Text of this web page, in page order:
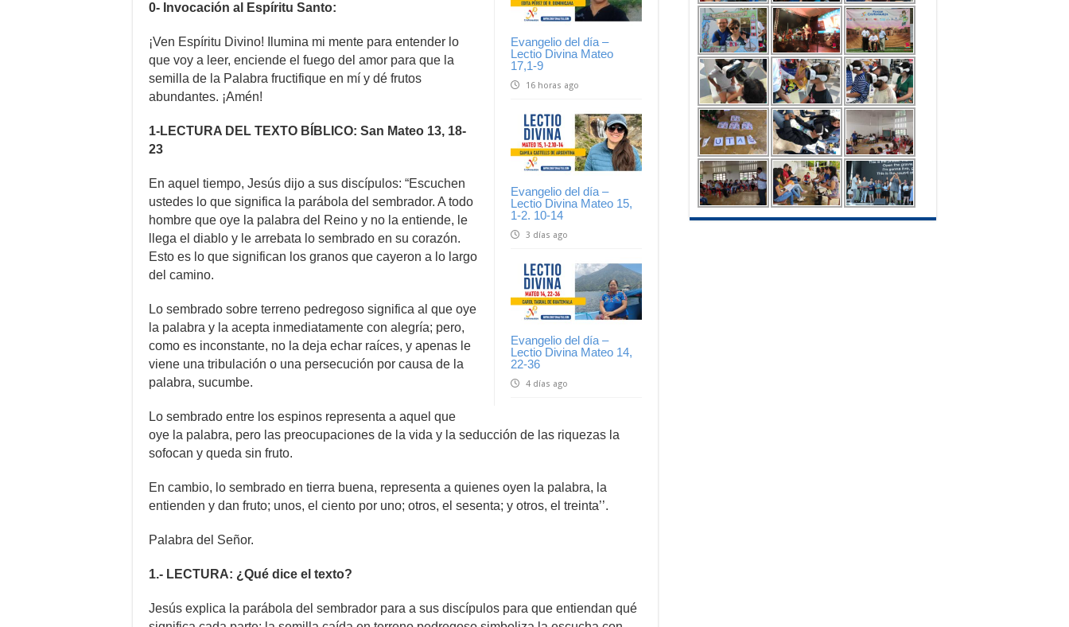
Evangelio del día –
Lectio Divina Mateo
17,1-9
16 horas ago
Evangelio del día –
Lectio Divina Mateo 15,
1-2. 10-14
3 días ago
Evangelio del día –
Lectio Divina Mateo 14,
22-36
4 días ago
0- Invocación al Espíritu Santo:
¡Ven Espíritu Divino! Ilumina mi mente para entender lo
que voy a leer, enciende el fuego del amor para que la
semilla de la Palabra fructifique en mí y dé frutos
abundantes. ¡Amén!
1-LECTURA DEL TEXTO BÍBLICO: San Mateo 13, 18-
23
En aquel tiempo, Jesús dijo a sus discípulos: “Escuchen
ustedes lo que significa la parábola del sembrador. A todo
hombre que oye la palabra del Reino y no la entiende, le
llega el diablo y le arrebata lo sembrado en su corazón.
Esto es lo que significan los granos que cayeron a lo largo
del camino.
Lo sembrado sobre terreno pedregoso significa al que oye
la palabra y la acepta inmediatamente con alegría; pero,
como es inconstante, no la deja echar raíces, y apenas le
viene una tribulación o una persecución por causa de la
palabra, sucumbe.
Lo sembrado entre los espinos representa a aquel que
oye la palabra, pero las preocupaciones de la vida y la seducción de las riquezas la
sofocan y queda sin fruto.
En cambio, lo sembrado en tierra buena, representa a quienes oyen la palabra, la
entienden y dan fruto; unos, el ciento por uno; otros, el sesenta; y otros, el treinta’’.
Palabra del Señor.
1.- LECTURA: ¿Qué dice el texto?
Jesús explica la parábola del sembrador para a sus discípulos para que entiendan qué